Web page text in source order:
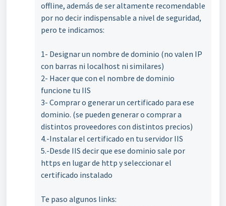
offline, además de ser altamente recomendable
por no decir indispensable a nivel de seguridad,
pero te indicamos:
1- Designar un nombre de dominio (no valen IP
con barras ni localhost ni similares)
2- Hacer que con el nombre de dominio
funcione tu IIS
3- Comprar o generar un certificado para ese
dominio. (se pueden generar o comprar a
distintos proveedores con distintos precios)
4.-Instalar el certificado en tu servidor IIS
5.-Desde IIS decir que ese dominio sale por
https en lugar de http y seleccionar el
certificado instalado
Te paso algunos links: